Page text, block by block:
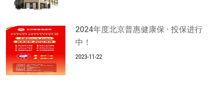
2024年度北京普惠健康保 · 投保进行
中！
2023-11-22